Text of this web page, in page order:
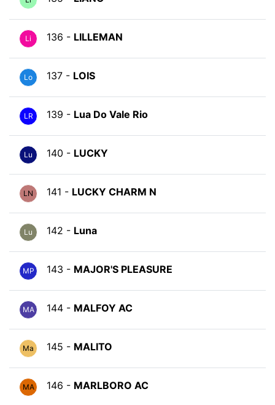
Li 136 - LILLEMAN
Lo 137 - LOIS
LR 139 - Lua Do Vale Rio
Lu 140 - LUCKY
LN 141 - LUCKY CHARM N
Lu 142 - Luna
MP 143 - MAJOR'S PLEASURE
MA 144 - MALFOY AC
Ma 145 - MALITO
MA 146 - MARLBORO AC